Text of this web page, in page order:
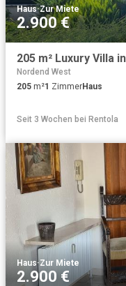
Haus·Zur Miete
2.900 €
Nordend West
205 m²1 ZimmerHaus
Seit 3 Wochen bei Rentola
Haus·Zur Miete
2.900 €